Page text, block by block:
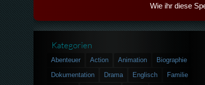
Wie ihr diese
Kategorien
Abenteuer Action Animation
Biographie
Dokumentation
Drama Englisch
Familie